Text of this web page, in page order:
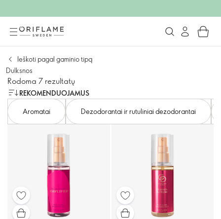
Ieškoti pagal gaminio tipą
Dulksnos
Rodoma 7 rezultatų
REKOMENDUOJAMUS
Aromatai
Dezodorantai ir rutuliniai dezodorantai